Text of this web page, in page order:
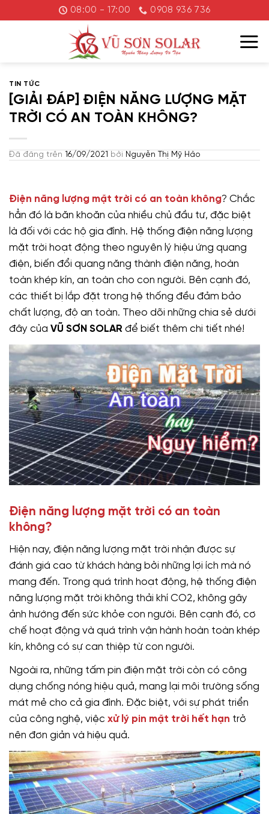
đến
08:00 - 17:00 0908 936 736
TIN TỨC
[GIẢI ĐÁP] ĐIỆN NĂNG LƯỢNG MẶT
TRỜI CÓ AN TOÀN KHÔNG?
Đã đăng trên 16/09/2021 bởi Nguyễn Thị Mỹ Hảo
Điện năng lượng mặt trời có an toàn không? Chắc
hẳn đó là băn khoăn của nhiều chủ đầu tư, đặc biệt
là đối với các hộ gia đình. Hệ thống điện năng lượng
mặt trời hoạt động theo nguyên lý hiệu ứng quang
điện, biến đổi quang năng thành điện năng, hoàn
toàn khép kín, an toàn cho con người. Bên cạnh đó,
các thiết bị lắp đặt trong hệ thống đều đảm bảo
chất lượng, độ an toàn. Theo dõi những chia sẻ dưới
đây của VŨ SƠN SOLAR để biết thêm chi tiết nhé!
Điện năng lượng mặt trời có an toàn
không?
Hiện nay, điện năng lượng mặt trời nhận được sự
đánh giá cao từ khách hàng bởi những lợi ích mà nó
mang đến. Trong quá trình hoạt động, hệ thống điện
năng lượng mặt trời không thải khí CO2, không gây
ảnh hướng đến sức khỏe con người. Bên cạnh đó, cơ
chế hoạt động và quá trình vận hành hoàn toàn khép
kín, không có sự can thiệp từ con người.
Ngoài ra, những tấm pin điện mặt trời còn có công
dụng chống nóng hiệu quả, mang lại môi trường sống
mát mẻ cho cả gia đình. Đặc biệt, với sự phát triển
của công nghệ, việc xử lý pin mặt trời hết hạn trở
nên đơn giản và hiệu quả.